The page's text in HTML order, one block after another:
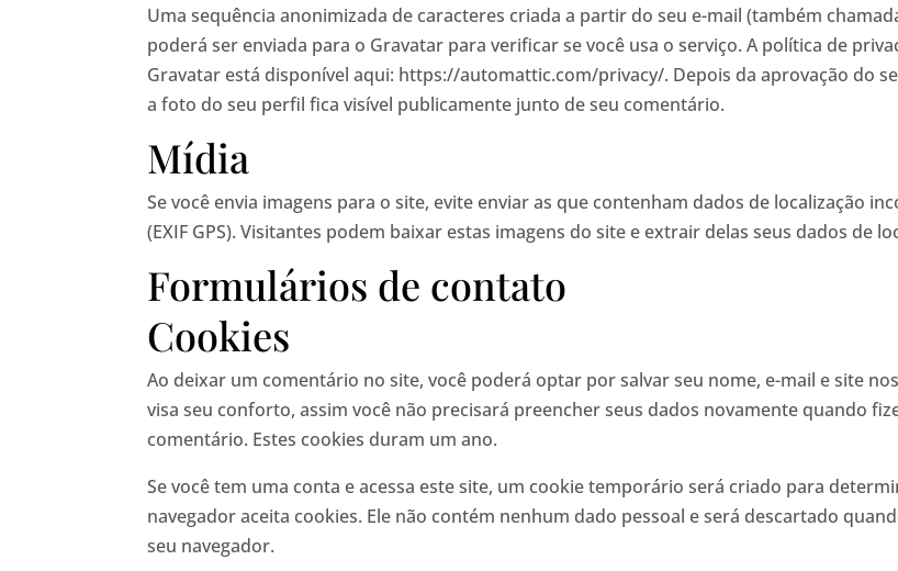
Uma sequência anonimizada de caracteres criada a partir do seu e-mail (também
poderá ser enviada para o Gravatar para verificar se você usa o serviço. A política de
Gravatar está disponível aqui: https://automattic.com/privacy/. Depois da aprovação do
a foto do seu perfil fica visível publicamente junto de seu comentário.
Mídia
Se você envia imagens para o site, evite enviar as que contenham dados de localização
(EXIF GPS). Visitantes podem baixar estas imagens do site e extrair delas seus dados de
Formulários de contato
Cookies
Ao deixar um comentário no site, você poderá optar por salvar seu nome, e-mail e site
visa seu conforto, assim você não precisará preencher seus dados novamente quando
comentário. Estes cookies duram um ano.
Se você tem uma conta e acessa este site, um cookie temporário será criado para
navegador aceita cookies. Ele não contém nenhum dado pessoal e será descartado
seu navegador.